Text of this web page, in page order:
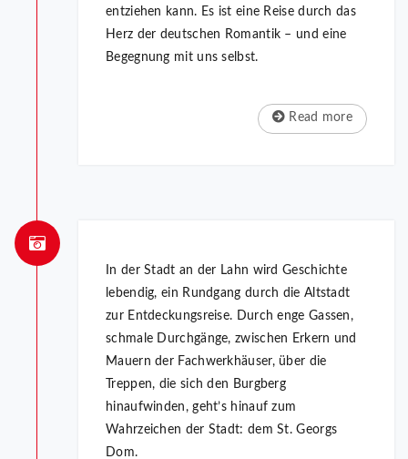
entziehen kann. Es ist eine Reise durch das
Herz der deutschen Romantik – und eine
Begegnung mit uns selbst.
Read more
In der Stadt an der Lahn wird Geschichte
lebendig, ein Rundgang durch die Altstadt
zur Entdeckungsreise. Durch enge Gassen,
schmale Durchgänge, zwischen Erkern und
Mauern der Fachwerkhäuser, über die
Treppen, die sich den Burgberg
hinaufwinden, geht’s hinauf zum
Wahrzeichen der Stadt: dem St. Georgs
Dom.